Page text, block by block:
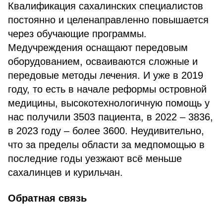
Квалификация сахалинских специалистов
постоянно и целенаправленно повышается
через обучающие программы.
Медучреждения оснащают передовым
оборудованием, осваиваются сложные и
передовые методы лечения. И уже в 2019
году, то есть в начале реформы островной
медицины, высокотехнологичную помощь у
нас получили 3503 пациента, в 2022 – 3836,
в 2023 году – более 3600. Неудивительно,
что за пределы области за медпомощью в
последние годы уезжают всё меньше
сахалинцев и курильчан.
Обратная связь